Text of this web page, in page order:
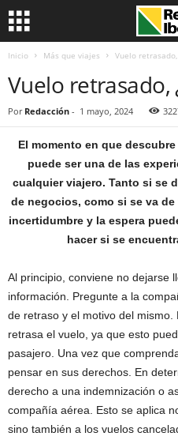
Inicio Más que viajes Vuelo
Vuelo retrasado,
Por Redacción - 1 mayo, 2024
El momento en que
puede ser una de las
cualquier viajero. Tanto si se
de negocios, como si se va
incertidumbre y la espera
hacer si se
Al principio, conviene no dejarse
información. Pregunte a la
de retraso y el motivo del
retrasa el vuelo, ya que esto
pasajero. Una vez que
pensar en sus derechos. En
derecho a una indemnización o
compañía aérea. Esto se aplica
sino también a los vuelos